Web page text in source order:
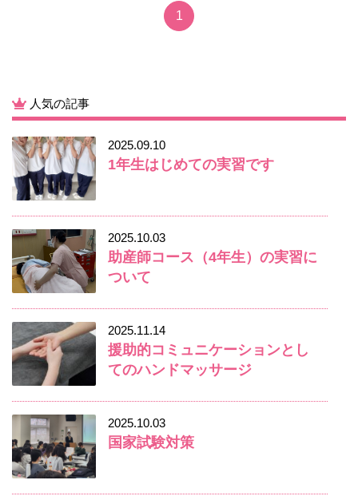
1
人気の記事
2025.09.10
1年生はじめての実習です
2025.10.03
助産師コース（4年生）の実習に
ついて
2025.11.14
援助的コミュニケーションとし
てのハンドマッサージ
2025.10.03
国家試験対策